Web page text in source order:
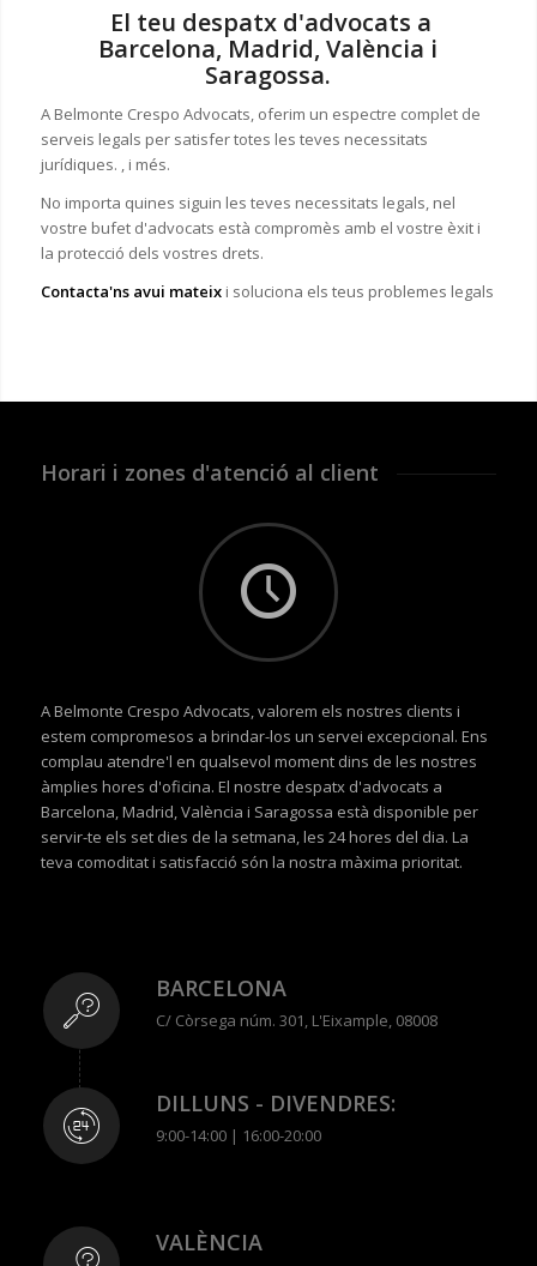
El teu despatx d'advocats a
Barcelona, Madrid, València i
Saragossa.
A Belmonte Crespo Advocats, oferim un espectre complet de
serveis legals per satisfer totes les teves necessitats
jurídiques. , i més.
No importa quines siguin les teves necessitats legals, nel
vostre bufet d'advocats està compromès amb el vostre èxit i
la protecció dels vostres drets.
Contacta'ns avui mateix i soluciona els teus problemes legals
Horari i zones d'atenció al client
A Belmonte Crespo Advocats, valorem els nostres clients i
estem compromesos a brindar-los un servei excepcional. Ens
complau atendre'l en qualsevol moment dins de les nostres
àmplies hores d'oficina. El nostre despatx d'advocats a
Barcelona, Madrid, València i Saragossa està disponible per
servir-te els set dies de la setmana, les 24 hores del dia. La
teva comoditat i satisfacció són la nostra màxima prioritat.
BARCELONA
C/ Còrsega núm. 301, L'Eixample, 08008
DILLUNS - DIVENDRES:
9:00-14:00 | 16:00-20:00
VALÈNCIA